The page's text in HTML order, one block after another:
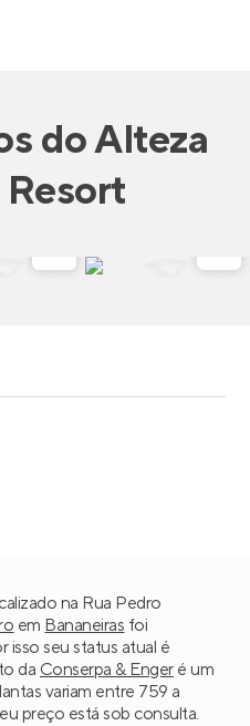
doAlteza
na Rua Pedro
em Bananeiras foi
isso seu status atual é
da Conserpa & Engeré um
variam entre 759 a
preço está sob consulta.